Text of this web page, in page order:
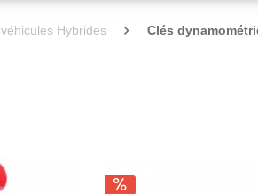
Hybrides Clés